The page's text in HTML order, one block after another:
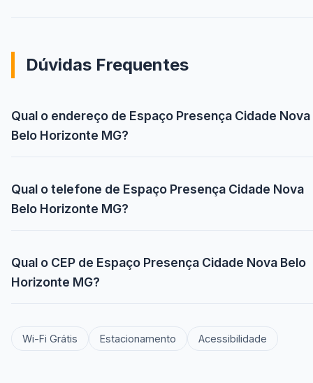
Dúvidas Frequentes
Qual o endereço de Espaço Presença Cidade Nova
Belo Horizonte MG?
Qual o telefone de Espaço Presença Cidade Nova
Belo Horizonte MG?
Qual o CEP de Espaço Presença Cidade Nova Belo
Horizonte MG?
Wi-Fi Grátis Estacionamento Acessibilidade